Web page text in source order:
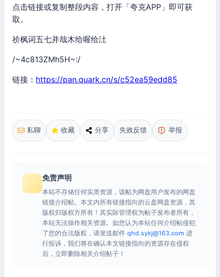
点击链接或复制整段内容，打开「夸克APP」即可获
取。
祄枫词五七并哉木给喔给汢
/~4c813ZMh5H~:/
链接： https://pan.quark.cn/s/c52ea59edd85
私聊 收藏 分享 失效反馈 举报
免责声明
本站不存储任何实质资源，该帖为网盘用户发布的网盘
链接介绍帖。本文内所有链接指向的云盘网盘资源，其
版权归版权方所有！其实际管理权为帖子发布者所有，
本站无法操作相关资源。如您认为本站任何介绍帖侵犯
了您的合法版权，请发送邮件 qhd.sykj@163.com 进
行投诉，我们将在确认本文链接指向的资源存在侵权
后，立即删除相关介绍帖子！